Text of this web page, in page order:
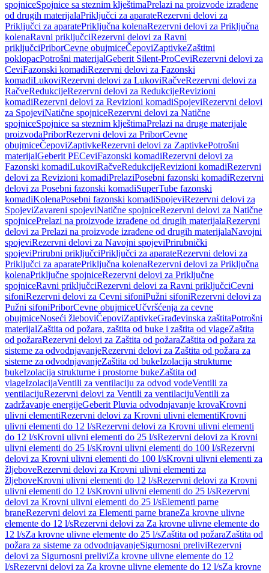
spojniceSpojnice sa steznim klještimaPrelazi na proizvode izrađene
od drugih materijalaPriključci za aparateRezervni delovi za
Priključci za aparatePriključna kolenaRezervni delovi za Priključna
kolenaRavni priključciRezervni delovi za Ravni
priključciPriborCevne obujmiceČepoviZaptivkeZaštitni
poklopacPotrošni materijalGeberit Silent-ProCeviRezervni delovi za
CeviFazonski komadiRezervni delovi za Fazonski
komadiLukoviRezervni delovi za LukoviRačveRezervni delovi za
RačveRedukcijeRezervni delovi za RedukcijeRevizioni
komadiRezervni delovi za Revizioni komadiSpojeviRezervni delovi
za SpojeviNatične spojniceRezervni delovi za Natične
spojniceSpojnice sa steznim klještimaPrelazi na druge materijale
proizvodaPriborRezervni delovi za PriborCevne
obujmiceČepoviZaptivkeRezervni delovi za ZaptivkePotrošni
materijalGeberit PECeviFazonski komadiRezervni delovi za
Fazonski komadiLukoviRačveRedukcijeRevizioni komadiRezervni
delovi za Revizioni komadiPrelaziPosebni fazonski komadiRezervni
delovi za Posebni fazonski komadiSuperTube fazonski
komadiKolenaPosebni fazonski komadiSpojeviRezervni delovi za
SpojeviZavareni spojeviNatične spojniceRezervni delovi za Natične
spojnicePrelazi na proizvode izrađene od drugih materijalaRezervni
delovi za Prelazi na proizvode izrađene od drugih materijalaNavojni
spojeviRezervni delovi za Navojni spojeviPrirubnički
spojeviPrirubni priključciPriključci za aparateRezervni delovi za
Priključci za aparatePriključna kolenaRezervni delovi za Priključna
kolenaPriključne spojniceRezervni delovi za Priključne
spojniceRavni priključciRezervni delovi za Ravni priključciCevni
sifoniRezervni delovi za Cevni sifoniPužni sifoniRezervni delovi za
Pužni sifoniPriborCevne obujmiceUčvršćenja za cevne
obujmiceNoseći žleboviČepoviZaptivkeGrađevinska zaštitaPotrošni
materijalZaštita od požara, zaštita od buke i zaštita od vlageZaštita
od požaraRezervni delovi za Zaštita od požaraZaštita od požara za
sisteme za odvodnjavanjeRezervni delovi za Zaštita od požara za
sisteme za odvodnjavanjeZaštita od bukeIzolacija strukturne
bukeIzolacija strukturne i prostorne bukeZaštita od
vlageIzolacijaVentili za ventilaciju za odvod vodeVentili za
ventilacijuRezervni delovi za Ventili za ventilacijuVentili za
zadržavanje energijeGeberit Pluvia odvodnjavanje krovaKrovni
ulivni elementiRezervni delovi za Krovni ulivni elementiKrovni
ulivni elementi do 12 l/sRezervni delovi za Krovni ulivni elementi
do 12 l/sKrovni ulivni elementi do 25 l/sRezervni delovi za Krovni
ulivni elementi do 25 l/sKrovni ulivni elementi do 100 l/sRezervni
delovi za Krovni ulivni elementi do 100 l/sKrovni ulivni elementi za
žljeboveRezervni delovi za Krovni ulivni elementi za
žljeboveKrovni ulivni elementi do 12 l/sRezervni delovi za Krovni
ulivni elementi do 12 l/sKrovni ulivni elementi do 25 l/sRezervni
delovi za Krovni ulivni elementi do 25 l/sElementi parne
braneRezervni delovi za Elementi parne braneZa krovne ulivne
elemente do 12 l/sRezervni delovi za Za krovne ulivne elemente do
12 l/sZa krovne ulivne elemente do 25 l/sZaštita od požaraZaštita od
požara za sisteme za odvodnjavanjeSigurnosni preliviRezervni
delovi za Sigurnosni preliviZa krovne ulivne elemente do 12
l/sRezervni delovi za Za krovne ulivne elemente do 12 l/sZa krovne